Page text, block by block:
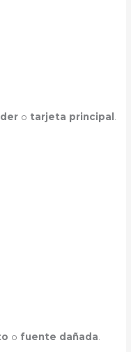
o tarjeta principal
o fuente dañada.